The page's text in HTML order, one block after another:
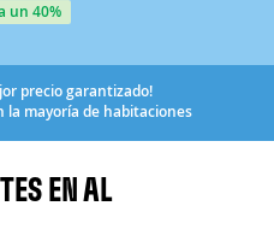
un 40%
precio garantizado!
la mayoría de habitaciones
EN AL